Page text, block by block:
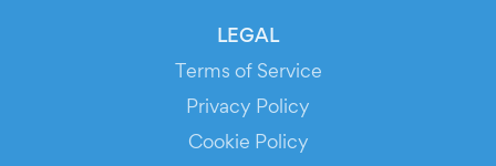
LEGAL
Terms of Service
Privacy Policy
Cookie Policy